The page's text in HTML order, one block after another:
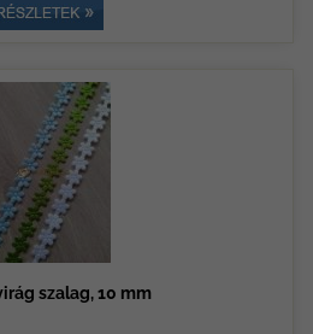
szalag, 10 mm